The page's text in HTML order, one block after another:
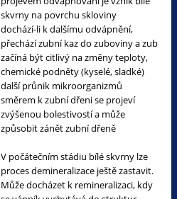
skvrny na povrchu skloviny
dochází-li k dalšímu odvápnění,
přechází zubní kaz do zuboviny a zub
začíná být citlivý na změny teploty,
chemické podněty (kyselé, sladké)
další průnik mikroorganizmů
směrem k zubní dřeni se projeví
zvýšenou bolestivostí a může
způsobit zánět zubní dřeně
V počátečním stádiu bílé skvrny lze
proces demineralizace ještě zastavit.
Může docházet k remineralizaci, kdy